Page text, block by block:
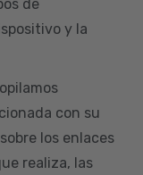
de
y la
con su
los enlaces
realiza, las